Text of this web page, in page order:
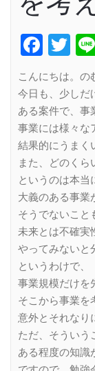
こんにちは。の
今日も、少しだ
ある案件で、事
事業には様々な
結果的にうまく
また、どのくら
というのは本当
大義のある事業
そうでないこと
未来とは不確実
やってみないと
というわけで、
事業規模だけを
そこから事業を
意外とそれなり
ただ、そういう
ある程度の知識